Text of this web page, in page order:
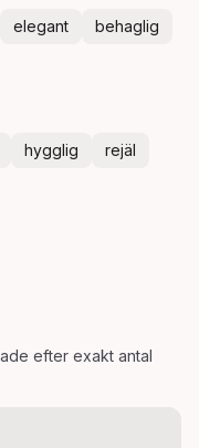
elegant
behaglig
hygglig rejäl
efter exakt antal